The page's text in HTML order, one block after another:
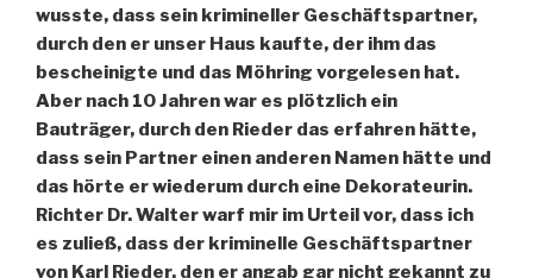
wusste, dass sein krimineller Geschäftspartner,
durch den er unser Haus kaufte, der ihm das
bescheinigte und das Möhring vorgelesen hat.
Aber nach 10 Jahren war es plötzlich ein
Bauträger, durch den Rieder das erfahren hätte,
dass sein Partner einen anderen Namen hätte und
das hörte er wiederum durch eine Dekorateurin.
Richter Dr. Walter warf mir im Urteil vor, dass ich
es zuließ, dass der kriminelle Geschäftspartner
von Karl Rieder, den er angab gar nicht gekannt zu